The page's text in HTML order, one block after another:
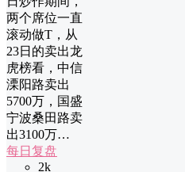
两个席位一直
滚动做T，从
23日的卖出龙
虎榜看，中信
溧阳路卖出
5700万，国盛
宁波桑田路卖
出3100万…
每日复盘
2k